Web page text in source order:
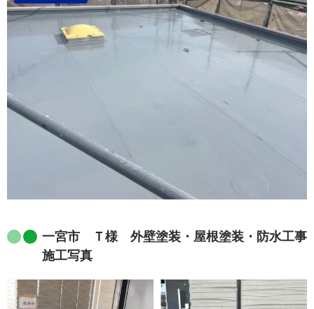
一宮市 Ｔ様 外壁塗装・屋根塗装・防水工事
施工写真